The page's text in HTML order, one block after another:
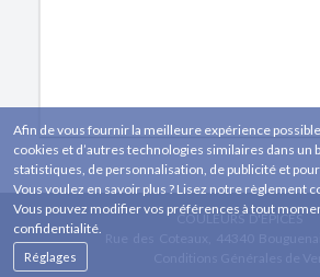
COULEURS D'ÉPICES
Afin de vous fournir la meilleure expérience
cookies et d’autres technologies similaires dans un
statistiques, de personnalisation, de publicité et
Vous voulez en savoir plus ? Lisez notre règlement
Vous pouvez modifier vos préférences à tout
confidentialité.
Réglages